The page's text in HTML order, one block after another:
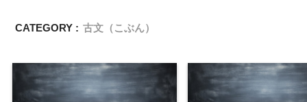
CATEGORY : 古文（こぶん）